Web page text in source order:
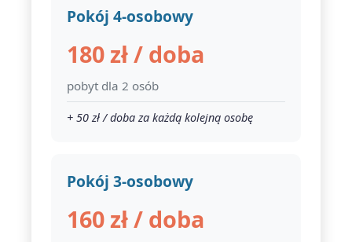
Pokój 4-osobowy
180 zł / doba
pobyt dla 2 osób
+ 50 zł / doba za każdą kolejną osobę
Pokój 3-osobowy
160 zł / doba